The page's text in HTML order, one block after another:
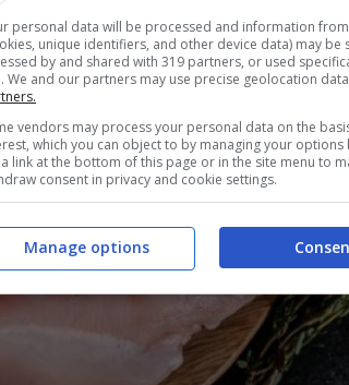
personal data will be processed and information
unique identifiers, and other device data) may be
by and shared with 319 partners, or used
We and our partners may use precise geolocation
vendors may process your personal data on the
which you can object to by managing your options
link at the bottom of this page or in the site menu to
consent in privacy and cookie settings.
Manage options